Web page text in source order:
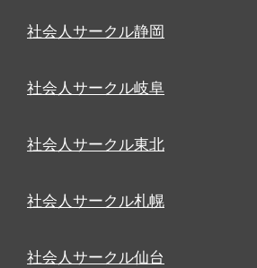
社会人サークル静岡
社会人サークル岐阜
社会人サークル東北
社会人サークル札幌
社会人サークル仙台